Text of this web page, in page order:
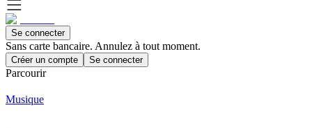
Se connecter
Sans carte bancaire. Annulez à tout moment.
Créer un compte Se connecter
Parcourir
Musique